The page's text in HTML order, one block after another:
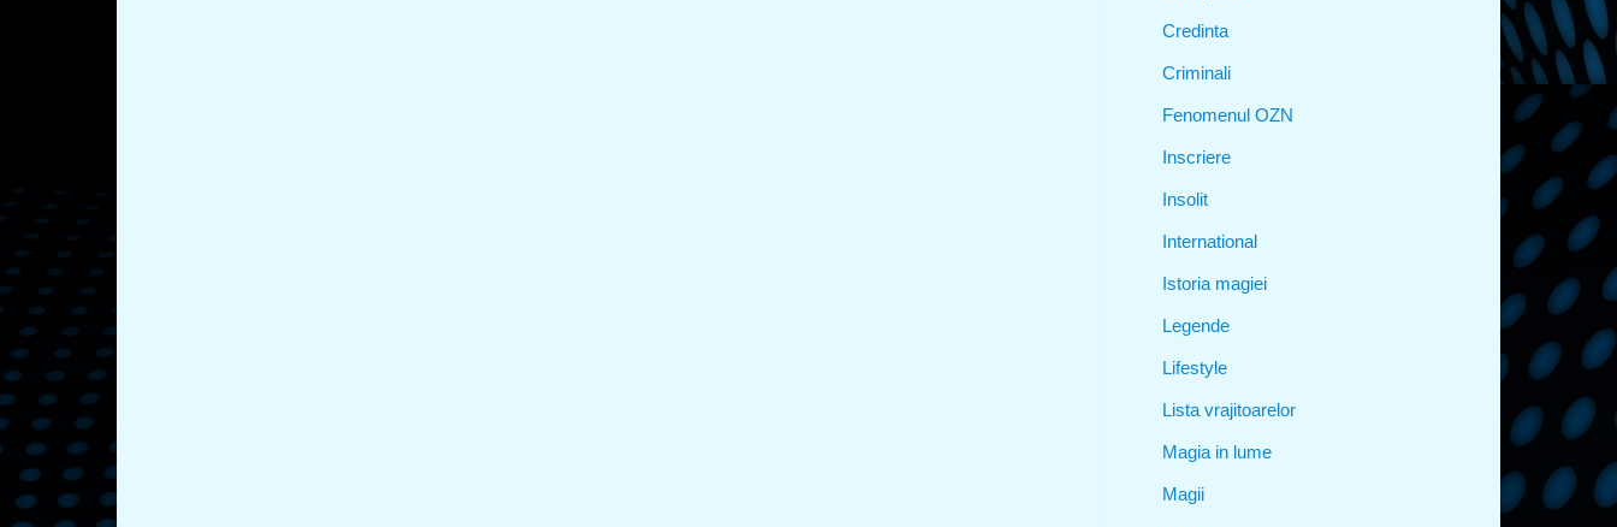
Credinta
Criminali
Fenomenul OZN
Inscriere
Insolit
International
Istoria magiei
Legende
Lifestyle
Lista vrajitoarelor
Magia in lume
Magii